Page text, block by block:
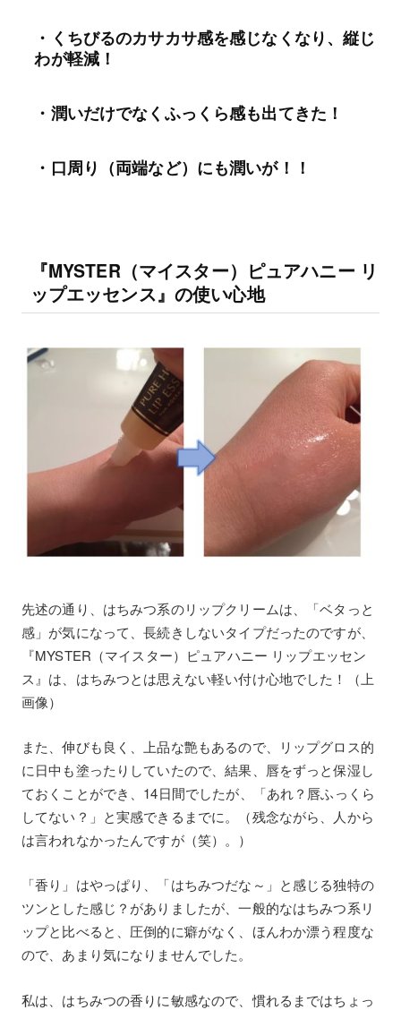
・くちびるのカサカサ感を感じなくなり、縦じ
わが軽減！
・潤いだけでなくふっくら感も出てきた！
・口周り（両端など）にも潤いが！！
『MYSTER（マイスター）ピュアハニー リ
ップエッセンス』の使い心地
先述の通り、はちみつ系のリップクリームは、「ベタっと
感」が気になって、長続きしないタイプだったのですが、
『MYSTER（マイスター）ピュアハニー リップエッセン
ス』は、はちみつとは思えない軽い付け心地でした！（上
画像）
また、伸びも良く、上品な艶もあるので、リップグロス的
に日中も塗ったりしていたので、結果、唇をずっと保湿し
ておくことができ、14日間でしたが、「あれ？唇ふっくら
してない？」と実感できるまでに。（残念ながら、人から
は言われなかったんですが（笑）。）
「香り」はやっぱり、「はちみつだな～」と感じる独特の
ツンとした感じ？がありましたが、一般的なはちみつ系リ
ップと比べると、圧倒的に癖がなく、ほんわか漂う程度な
ので、あまり気になりませんでした。
私は、はちみつの香りに敏感なので、慣れるまではちょっ